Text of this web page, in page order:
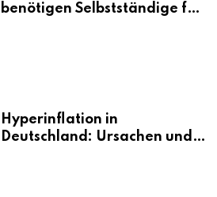
benötigen Selbstständige für
Hyperinflation in
Deutschland: Ursachen und